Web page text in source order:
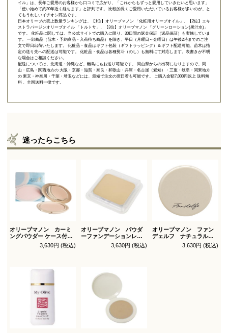
イル」は、長年ご愛用のお客様から口コミで広がり、「これからもずっと愛用していきたいと思います」
「使い始めて約30年近く経ちます」と評判です。 比較的長くご愛用いただいているお客様が多いのが、と
てもうれしいイチオシ商品です。
日本オリーブの売上数量ランキングは、【1位】オリーブマノン 「 化粧用オリーブオイル 」、【2位】 エキ
ストラバージンオリーブオイル 「トルトサ」 、【3位】 オリーブマノン 「グリーンローション(果汁水)」
です。 化粧品に関しては、当公式サイトでの購入に限り、 30日間の返金保証（返品保証）
も実施していま
す。 一部商品（苗木・予約商品・入荷待ち商品）を除き、平日（月曜日～金曜日）は午後2時までのご注
文で即日出荷いたします。 化粧品・食品はギフト包装（ギフトラッピング）＆ギフト配送可能、苗木は指
定の送り先への配送は可能です。 化粧品・食品は各種熨斗（のし）も無料にて対応します。表書きが不明
な場合はご相談ください。
配送については、北海道・沖縄など、離島にもお送り可能です。 岡山県からの出荷になりますので、岡
山・広島・関西地方の 大阪・京都・滋賀・奈良・和歌山・兵庫・名古屋（愛知）・三重・岐阜・関東地方
の 東京・神奈川・千葉・埼玉などには、最短で注文の翌日着も可能です。 ご購入金額7,000円以上 送料無
料 、全国送料一律です。
迷ったらこちら
オリーブマノン カーミ
ングパウダー ケース付
（パフ1枚付）3,630円 (税込)
オリーブマノン パウダ
ーファンデーションレフ
ィル（スポンジ付）3,630円 (税込)
オリーブマノン ファン
デェルフ ナチュラルパ
3,630円 (税込)